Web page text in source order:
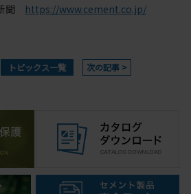
聞 https://www.cement.co.jp/
トピックス一覧 次の記事 >